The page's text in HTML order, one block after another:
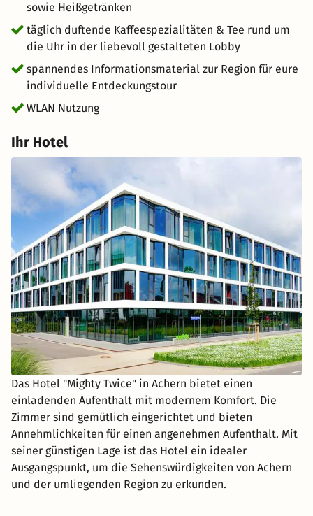
sowie Heißgetränken
täglich duftende Kaffeespezialitäten & Tee rund um
die Uhr in der liebevoll gestalteten Lobby
spannendes Informationsmaterial zur Region für eure
individuelle Entdeckungstour
WLAN Nutzung
Ihr Hotel
Das Hotel "Mighty Twice" in Achern bietet einen
einladenden Aufenthalt mit modernem Komfort. Die
Zimmer sind gemütlich eingerichtet und bieten
Annehmlichkeiten für einen angenehmen Aufenthalt. Mit
seiner günstigen Lage ist das Hotel ein idealer
Ausgangspunkt, um die Sehenswürdigkeiten von Achern
und der umliegenden Region zu erkunden.